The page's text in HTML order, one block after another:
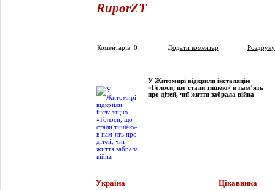
RuporZT
Коментарів: 0 Додати коментар
У Житомирі відкрили інсталяцію
«Голоси, що стали тишею» в пам’ять
про дітей, чиї життя забрала війна
Україна Цікавинка